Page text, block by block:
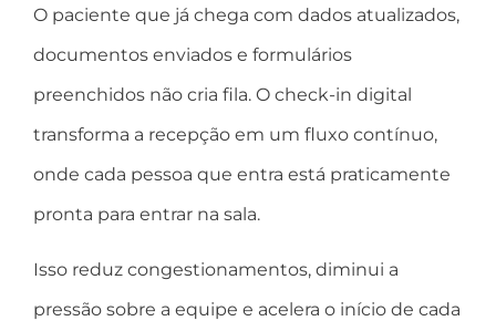
O paciente que já chega com dados atualizados,
documentos enviados e formulários
preenchidos não cria fila. O check-in digital
transforma a recepção em um fluxo contínuo,
onde cada pessoa que entra está praticamente
pronta para entrar na sala.
Isso reduz congestionamentos, diminui a
pressão sobre a equipe e acelera o início de cada